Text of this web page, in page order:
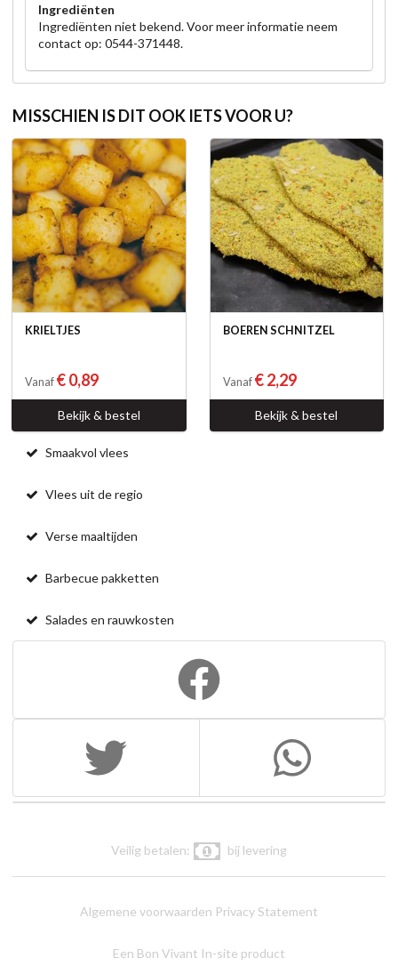
Ingrediënten
Ingrediënten niet bekend. Voor meer informatie neem
contact op: 0544-371448.
MISSCHIEN IS DIT OOK IETS VOOR U?
KRIELTJES
Vanaf € 0,89
Bekijk & bestel
BOEREN SCHNITZEL
Vanaf € 2,29
Bekijk & bestel
Smaakvol vlees
Vlees uit de regio
Verse maaltijden
Barbecue pakketten
Salades en rauwkosten
Veilig betalen: bij levering
Algemene voorwaarden Privacy Statement
Een Bon Vivant In-site product